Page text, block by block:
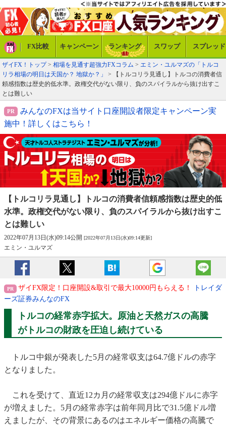
FX比較 キャンペーン ランキング スワップ スプレッド
ザイFX！トップ> 相場を見通す超強力FXコラム > エミン・ユルマズの「トルコ
リラ相場の明日は天国か？ 地獄か？」
> 【トルコリラ見通し】トルコの消費者信
頼感指数は歴史的低水準。政権交代がない限り、負のスパイラルから抜け出すこ
とは難しい
みんなのFXは当サイト口座開設者限定キャンペーン実
施中！詳しくはこちら！
【トルコリラ見通し】トルコの消費者信頼感指数は歴史的低
水準。政権交代がない限り、 負のスパイラルから抜け出すこ
とは難しい
2022年07月13日(水)09:14公開 [2022年07月13日(水)09:14更新]
エミン・ユルマズ
ザイFX限定！口座開設&取引で最大10000円もらえる！
トレイダ
ーズ証券みんなのFX
トルコの経常赤字拡大。原油と天然ガスの高騰
がトルコの財政を圧迫し続けている
トルコ中銀が発表した5月の経常収支は64.7億ドルの赤字
となりました。
これを受けて、直近12カ月の経常収支は294億ドルに赤字
が増えました。5月の経常赤字は前年同月比で31.5億ドル増
えましたが、その背景にあるのはエネルギー価格の高騰で